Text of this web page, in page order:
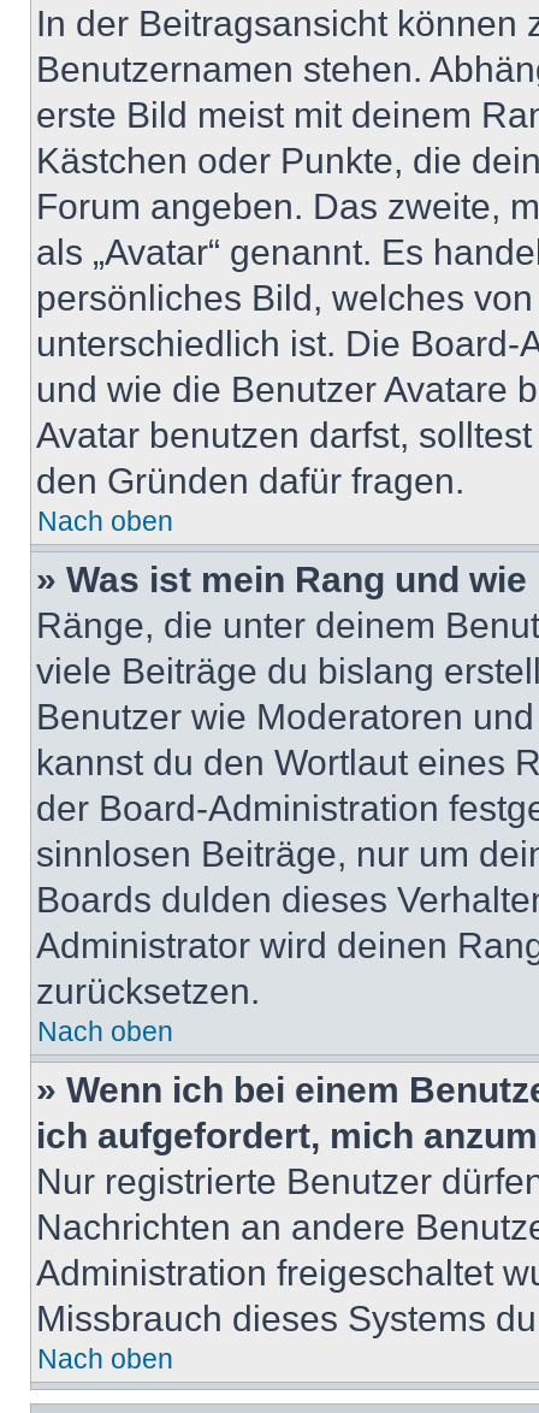
In der Beitragsansicht können
Benutzernamen stehen.
erste Bild meist mit deinem
Kästchen oder Punkte, die
Forum angeben. Das zweite,
als „Avatar“ genannt. Es
persönliches Bild, welches
unterschiedlich ist. Die
und wie die Benutzer Avatare
Avatar benutzen darfst,
den Gründen dafür fragen.
Nach oben
» Was ist mein Rang und
Ränge, die unter deinem
viele Beiträge du bislang
Benutzer wie Moderatoren
kannst du den Wortlaut eines
der Board-Administration
sinnlosen Beiträge, nur um
Boards dulden dieses
Administrator wird deinen
zurücksetzen.
Nach oben
» Wenn ich bei einem
ich aufgefordert, mich
Nur registrierte Benutzer
Nachrichten an andere
Administration freigeschaltet
Missbrauch dieses Systems
Nach oben